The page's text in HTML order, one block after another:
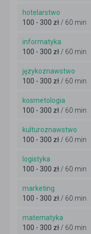
hotelarstwo
100 - 300 zł/ 60 min
informatyka
100 - 300 zł/ 60 min
językoznawstwo
100 - 300 zł/ 60 min
kosmetologia
100 - 300 zł/ 60 min
kulturoznawstwo
100 - 300 zł/ 60 min
logistyka
100 - 300 zł/ 60 min
marketing
100 - 300 zł/ 60 min
matematyka
100 - 300 zł/ 60 min